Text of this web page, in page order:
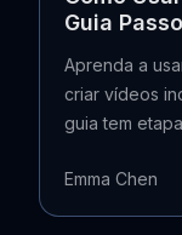
Guia
Aprenda a
criar vídeos
guia tem
Emma Chen